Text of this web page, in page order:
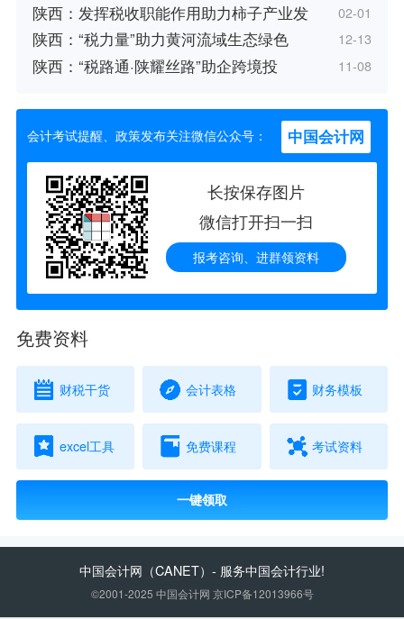
陕西：发挥税收职能作用助力柿子产业发 02-01
陕西：“税力量”助力黄河流域生态绿色 12-13
陕西：“税路通·陕耀丝路”助企跨境投 11-08
会计考试提醒、政策发布关注微信公众号： 中国会计网
长按保存图片
微信打开扫一扫
报考咨询、进群领资料
免费资料
财税干货 会计表格 财务模板
excel工具 免费课程 考试资料
一键领取
中国会计网 （CANET）- 服务中国会计行业!
©2001-2025 中国会计网 京ICP备12013966号